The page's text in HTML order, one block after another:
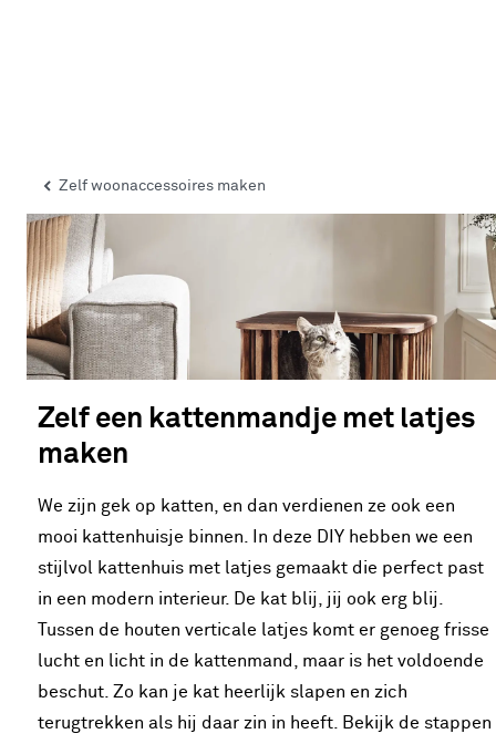
Zelf woonaccessoires maken
Zelf een kattenmandje met latjes
maken
We zijn gek op katten, en dan verdienen ze ook een
mooi kattenhuisje binnen. In deze DIY hebben we een
stijlvol kattenhuis met latjes gemaakt die perfect past
in een modern interieur. De kat blij, jij ook erg blij.
Tussen de houten verticale latjes komt er genoeg frisse
lucht en licht in de kattenmand, maar is het voldoende
beschut. Zo kan je kat heerlijk slapen en zich
terugtrekken als hij daar zin in heeft. Bekijk de stappen